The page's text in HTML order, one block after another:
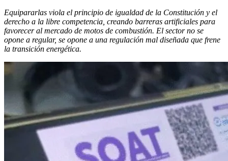
Equipararlas viola el principio de igualdad de la Constitución y el
derecho a la libre competencia, creando barreras artificiales para
favorecer al mercado de motos de combustión. El sector no se
opone a regular, se opone a una regulación mal diseñada que frene
la transición energética.